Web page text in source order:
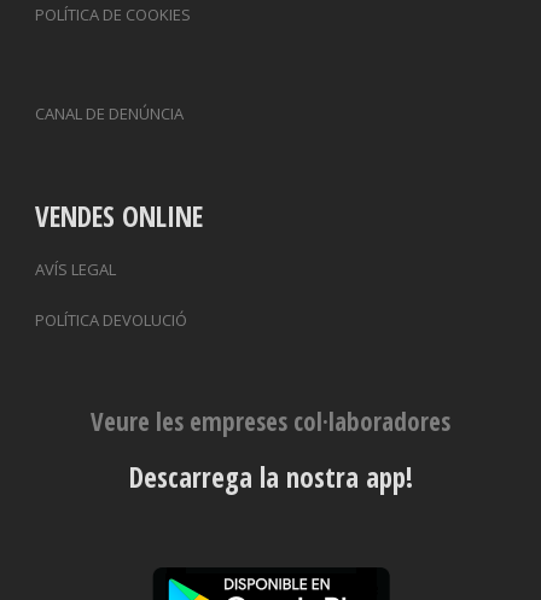
POLÍTICA DE COOKIES
CANAL DE DENÚNCIA
VENDES ONLINE
AVÍS LEGAL
POLÍTICA DEVOLUCIÓ
Veure les empreses col·laboradores
Descarrega la nostra app!